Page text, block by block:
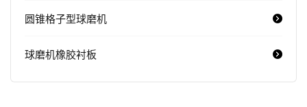
圆锥格子型球磨机
球磨机橡胶衬板